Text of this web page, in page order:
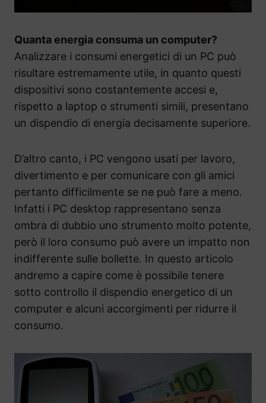
Quanta energia consuma un computer?
Analizzare i consumi energetici di un PC può
risultare estremamente utile, in quanto questi
dispositivi sono costantemente accesi e,
rispetto a laptop o strumenti simili, presentano
un dispendio di energia decisamente superiore.
D’altro canto, i PC vengono usati per lavoro,
divertimento e per comunicare con gli amici
pertanto difficilmente se ne può fare a meno.
Infatti i PC desktop rappresentano senza
ombra di dubbio uno strumento molto potente,
però il loro consumo può avere un impatto non
indifferente sulle bollette. In questo articolo
andremo a capire come è possibile tenere
sotto controllo il dispendio energetico di un
computer e alcuni accorgimenti per ridurre il
consumo.